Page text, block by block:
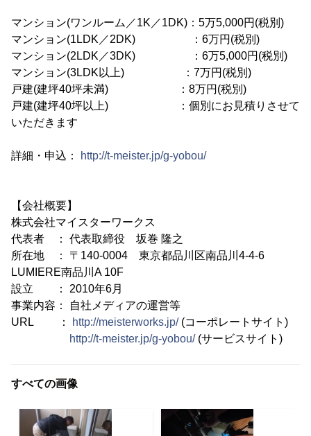
マンション(ワンルーム／1K／1DK)：5万5,000円(税別)
マンション(1LDK／2DK) ：6万円(税別)
マンション(2LDK／3DK) ：6万5,000円(税別)
マンション(3LDK以上) ：7万円(税別)
戸建(建坪40坪未満) ：8万円(税別)
戸建(建坪40坪以上) ：個別にお見積りさせて
いただきます
詳細・申込： http://t-meister.jp/g-yobou/
【会社概要】
株式会社マイスターワークス
代表者 ： 代表取締役 坂巻 隆之
所在地 ： 〒140-0004 東京都品川区南品川4-4-6
LUMIERE南品川A 10F
設立 ： 2010年6月
事業内容： 自社メディアの運営等
URL ：
http://meisterworks.jp/(コーポレートサイト)
http://t-meister.jp/g-yobou/(サービスサイト)
すべての画像